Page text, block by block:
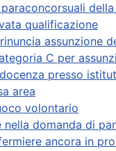
qualificazione
assunzione
C per
presso
area
volontario
domanda di
ancora in